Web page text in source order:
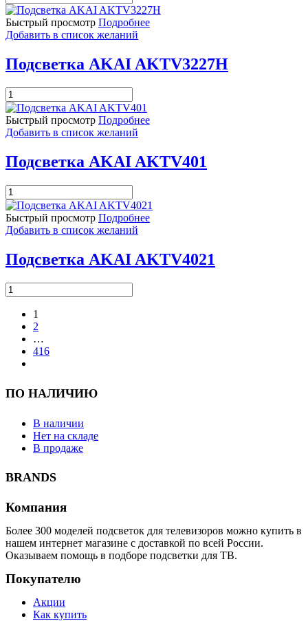
товара
Подсветка
AKAI
AKTV3222
Быстрый просмотр Подробнее
Добавить в список желаний
Подсветка AKAI AKTV3227H
Количество
товара
Подсветка
AKAI
AKTV3227H
Быстрый просмотр Подробнее
Добавить в список желаний
Подсветка AKAI AKTV401
Количество
товара
Подсветка
AKAI
AKTV401
Быстрый просмотр Подробнее
Добавить в список желаний
Подсветка AKAI AKTV4021
Количество
товара
Подсветка
AKAI
AKTV4021
1
2
…
416
ПО НАЛИЧИЮ
В наличии
Нет на складе
В продаже
BRANDS
Компания
Более 300 моделей подсветок для телевизоров можно купить в
нашем интернет магазине с доставкой по всей России.
Оказываем помощь в подборе подсветки для ТВ.
Покупателю
Акции
Как купить